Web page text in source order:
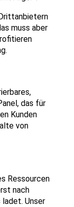
muss aber
das für
Kunden
von
Ressourcen
nach
Unser